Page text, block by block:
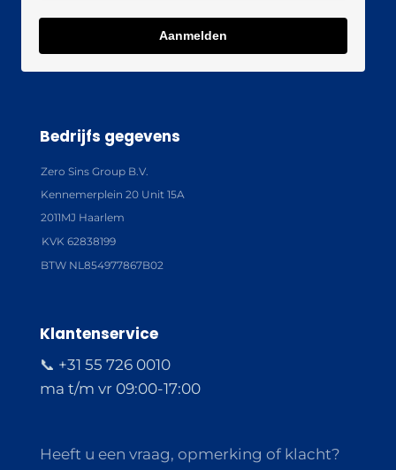
Aanmelden
Bedrijfs gegevens
Zero Sins Group B.V.
Kennemerplein 20 Unit 15A
2011MJ Haarlem
KVK 62838199
BTW NL854977867B02
Klantenservice
📞 +31 55 726 0010
ma t/m vr 09:00-17:00
Heeft u een vraag, opmerking of klacht?